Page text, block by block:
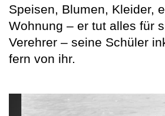
Speisen, Blumen, Kleider,
Wohnung – er tut alles für
Verehrer – seine Schüler
fern von ihr.